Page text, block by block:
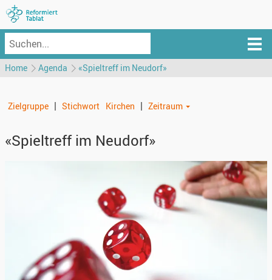
Home Agenda «Spieltreff im Neudorf»
Zielgruppe | Stichwort Kirchen | Zeitraum
«Spieltreff im Neudorf»